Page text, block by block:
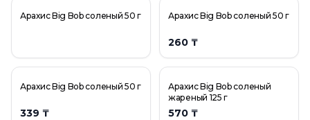
Арахис Big Bob соленый 50 г Арахис Big Bob соленый 50 г
260 ₸
Арахис Big Bob соленый 50 г
339 ₸
Арахис Big Bob соленый
жареный 125 г
570 ₸